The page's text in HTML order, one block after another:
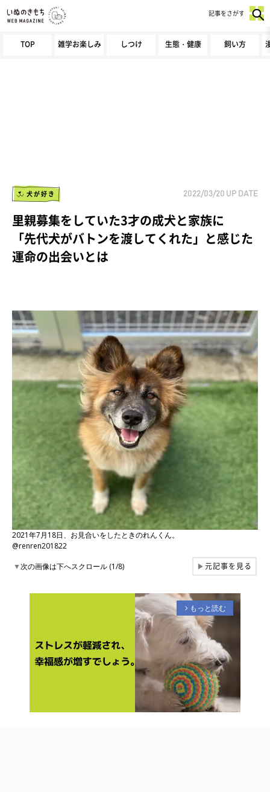
TOP 雑学お楽しみ しつけ 生態・健康 飼い方
記事をさがす
犬が好き 2022/03/20 UP DATE
里親募集をしていた3才の成犬と家族に
「先代犬がバトンを渡してくれた」と感じた
運命の出会いとは
2021年7月18日、お見合いをしたときのれんくん。
@renren201822
▼次の画像は下へスクロール (1/8) ▶元記事を見る
arrow_forward_ios もっと読む